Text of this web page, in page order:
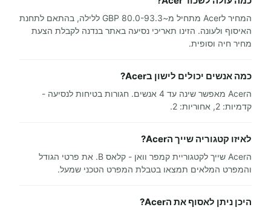
המחיר לAcer מתחיל מ~80.0-93.3 GBP ללילה, בהתאם לתחנת
האיסוף ולעונה. הזינו תאריכי נסיעה באתר בנדנה לקבלת הצעת
מחיר חיה וסופית.
כמה אנשים יכולים לישון בAcer?
הAcer מאפשר שינה עד 4 אנשים. חגורות בטיחות לנסיעה -
קדמיות: 2, אחוריות: 2.
לאיזו קטגוריה שייך הAcer?
הAcer שייך לקטגוריית קמפר וואן - קלאס B. את פרטי הגודל
והמפרט המלאים תמצאו בטבלת המפרט הטכני שמעל.
היכן ניתן לאסוף את הAcer?